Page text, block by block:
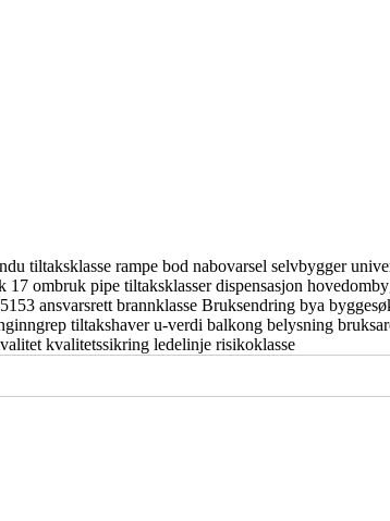
tiltaksklasse rampe bod nabovarsel selvbygger
17 ombruk pipe tiltaksklasserdispensasjon
5153 ansvarsrett brannklasse Bruksendring bya
tiltakshaveru-verdi balkong belysning
kvalitetssikring ledelinje risikoklasse